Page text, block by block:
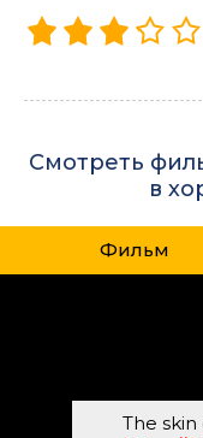
Смотреть
в
Фильм
The